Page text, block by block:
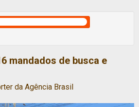
mandados de busca e
da Agência Brasil